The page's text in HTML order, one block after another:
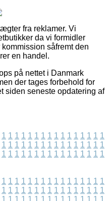
fra reklamer. Vi
da vi formidler
såfremt den
en handel.
på nettet i Danmark
der tages forbehold for
siden seneste opdatering af
1 1 1 1 1 1 1 1 1 1 1 1 1 1 1 1
1 1 1 1 1 1 1 1 1 1 1 1 1 1 1 1
1 1 1 1 1 1 1 1 1 1 1 1 1 1 1 1
1 1 1 1 1 1 1 1 1 1 1 1 1 1 1 1
1 1 1 1 1 1 1 1 1 1 1 1 1 1 1 1
1 1 1 1 1 1 1 1 1 1 1 1 1 1 1 1